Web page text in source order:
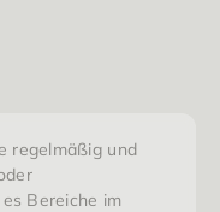
regelmäßig und
Bereiche im